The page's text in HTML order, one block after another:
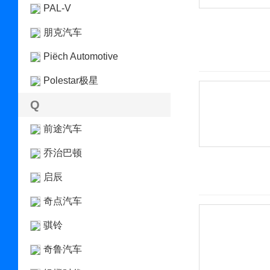
PAL-V
朋克汽车
Piëch Automotive
Polestar极星
Q
前途汽车
乔治巴顿
启辰
奇点汽车
骐铃
奇鲁汽车